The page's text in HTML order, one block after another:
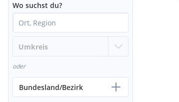
Wo suchst du?
oder
Bundesland/Bezirk